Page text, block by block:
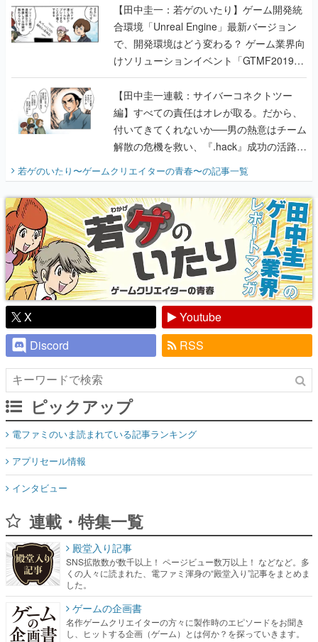
【田中圭一：若ゲのいたり】ゲーム開発統
合環境「Unreal Engine」最新バージョン
で、開発環境はどう変わる？ ゲーム業界向
けソリューションイベント「GTMF2019」
に行って、より理解を深めよう【PR】
【田中圭一連載：サイバーコネクトツー
編】すべての責任はオレが取る。だから、
付いてきてくれないか──男の熱意はチーム
解散の危機を救い、『.hack』成功の活路を
『少年ジャンプ』色だった【若ゲのいた
り】
若ゲのいたり〜ゲームクリエイターの青春〜の記事一覧
X
Youtube
Discord
RSS
ピックアップ
電ファミのいま読まれている記事ランキング
アプリセール情報
インタビュー
連載・特集一覧
殿堂入り記事
SNS拡散数が数千以上！ ページビュー数万以上！ などなど。多
くの人々に読まれた、電ファミ渾身の“殿堂入り”記事をまとめま
した。
ゲームの企画書
名作ゲームクリエイターの方々に製作時のエピソードをお聞き
し、ヒットする企画（ゲーム）とは何か？を探っていきます。